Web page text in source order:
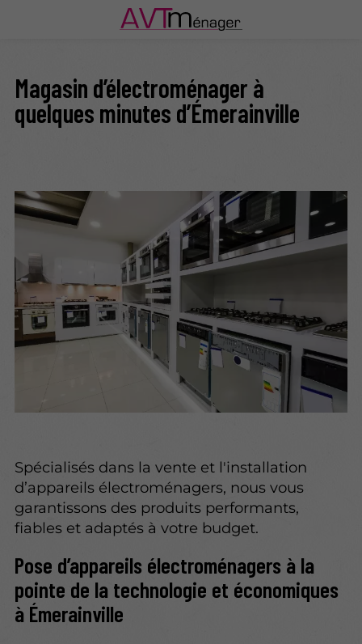
Magasin d’électroménager à
quelques minutes d’Émerainville
Spécialisés dans la vente et l'installation
d’appareils électroménagers, nous vous
garantissons des produits performants,
fiables et adaptés à votre budget.
Pose d’appareils électroménagers à la
pointe de la technologie et économiques
à Émerainville